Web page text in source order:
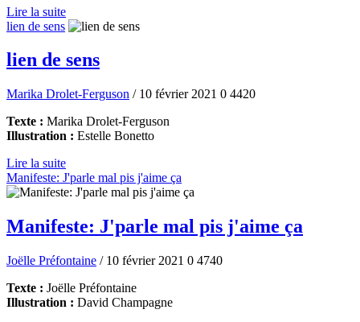
Lire la suite
lien de sens
lien de sens
Marika Drolet-Ferguson / 10 février 2021 0 4420
Texte : Marika Drolet-Ferguson
Illustration : Estelle Bonetto
Lire la suite
Manifeste: J'parle mal pis j'aime ça
Manifeste: J'parle mal pis j'aime ça
Joëlle Préfontaine / 10 février 2021 0 4740
Texte : Joëlle Préfontaine
Illustration : David Champagne